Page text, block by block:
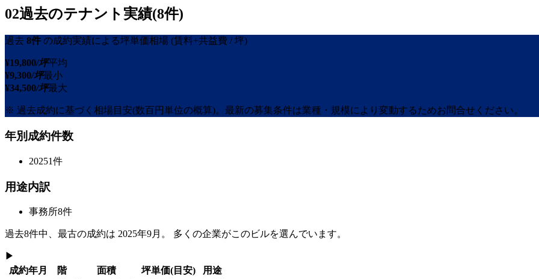
02過去のテナント実績(8件)
過去 8件 の成約実績による坪単価相場 (賃料+共益費 / 坪)
¥19,800/坪平均
¥9,300/坪最小
¥34,500/坪最大
※ 過去成約に基づく相場目安(数百円単位の概算)。最新の募集条件は業種・規模により変動するためお問合せください。
年別成約件数
20251件
用途内訳
事務所8件
過去8件中、最古の成約は 2025年9月 。 多くの企業がこのビルを選んでいます。
▶
成約年月
階 面積 坪単価(目安)
用途